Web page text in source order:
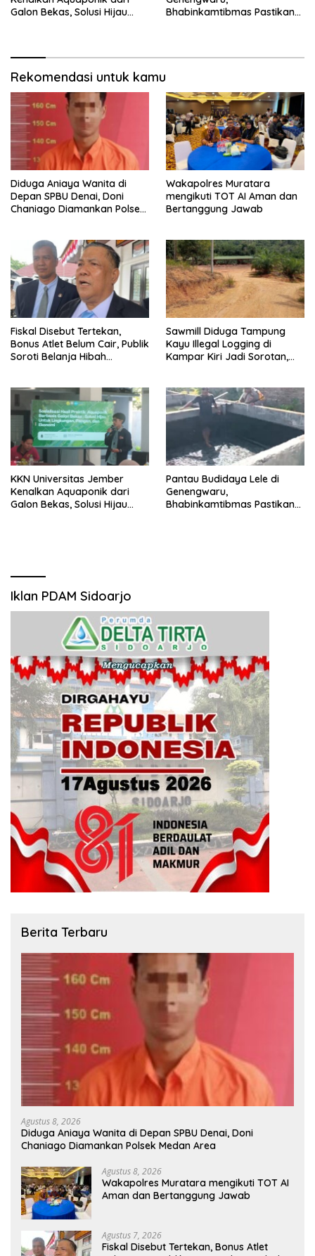
Galon Bekas, Solusi Hijau
Bhabinkamtibmas Pastikan
Rekomendasi untuk kamu
Diduga Aniaya Wanita di
Depan SPBU Denai, Doni
Chaniago Diamankan Polsek
Wakapolres Muratara
mengikuti TOT AI Aman dan
Bertanggung Jawab
Fiskal Disebut Tertekan,
Bonus Atlet Belum Cair, Publik
Soroti Belanja Hibah
Sawmill Diduga Tampung
Kayu Illegal Logging di
Kampar Kiri Jadi Sorotan,
KKN Universitas Jember
Kenalkan Aquaponik dari
Galon Bekas, Solusi Hijau
Pantau Budidaya Lele di
Genengwaru,
Bhabinkamtibmas Pastikan
Iklan PDAM Sidoarjo
Berita Terbaru
Agustus 8, 2026
Diduga Aniaya Wanita di Depan SPBU Denai, Doni
Chaniago Diamankan Polsek Medan Area
Agustus 8, 2026
Wakapolres Muratara mengikuti TOT AI
Aman dan Bertanggung Jawab
Agustus 7, 2026
Fiskal Disebut Tertekan, Bonus Atlet